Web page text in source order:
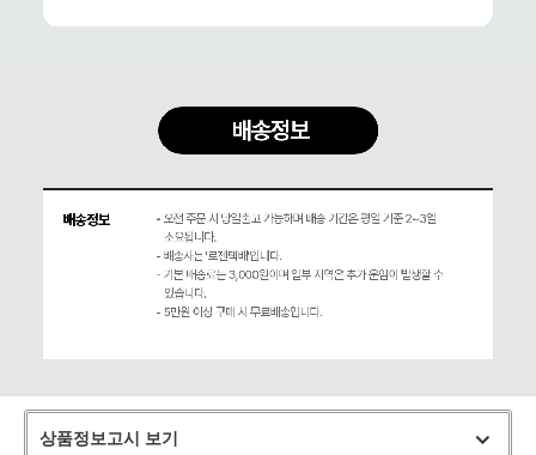
상품정보고시 보기